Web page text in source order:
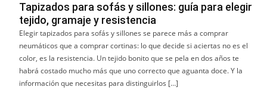
Tapizados para sofás y sillones: guía para elegir
tejido, gramaje y resistencia
Elegir tapizados para sofás y sillones se parece más a comprar
neumáticos que a comprar cortinas: lo que decide si aciertas no es el
color, es la resistencia. Un tejido bonito que se pela en dos años te
habrá costado mucho más que uno correcto que aguanta doce. Y la
información que necesitas para distinguirlos […]